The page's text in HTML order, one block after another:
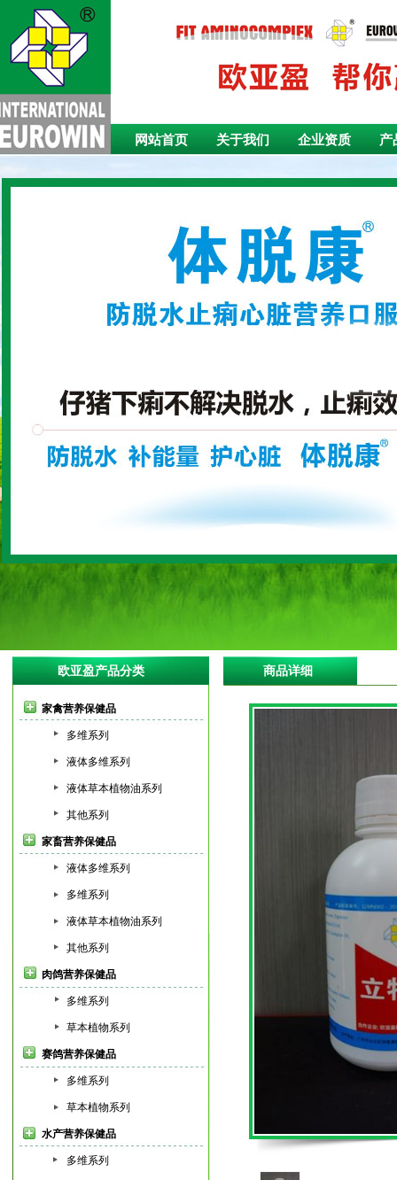
网站首页 关于我们 企业资质 产
欧亚盈产品分类
家禽营养保健品
多维系列
液体多维系列
液体草本植物油系列
其他系列
家畜营养保健品
液体多维系列
多维系列
液体草本植物油系列
其他系列
肉鸽营养保健品
多维系列
草本植物系列
赛鸽营养保健品
多维系列
草本植物系列
水产营养保健品
多维系列
商品详细